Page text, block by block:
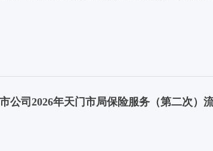
公司2026年天门市局保险服务（第二次）